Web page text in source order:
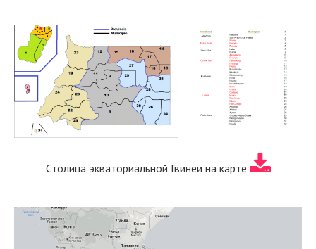
Столица экваториальной Гвинеи на карте